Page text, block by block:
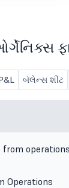
બૅલેન્સ શીટ
from
Operations